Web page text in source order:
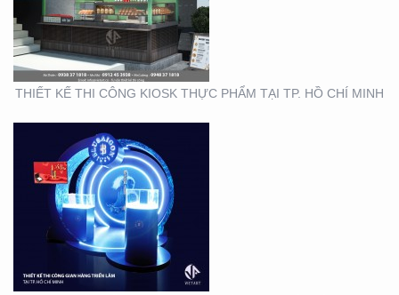
THIẾT KẾ THI CÔNG KIOSK THỰC PHẨM TẠI TP. HỒ CHÍ MINH
GÒN
THIẾT KẾ NHẬN DIỆN
THƯƠNG HIỆU MINH
THƯ ORCHIDS
BOUTIQUE VIETNAM